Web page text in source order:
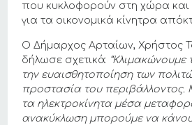
που κυκλοφορούν στη χώρα
για τα οικονομικά κίνητρα
Ο Δήμαρχος Αρταίων, Χρήστος
δήλωσε σχετικά: “Κλιμακώνουμε
την ευαισθητοποίηση των
προστασία του περιβάλλοντος.
τα ηλεκτροκίνητα μέσα
ανακύκλωση μπορούμε να